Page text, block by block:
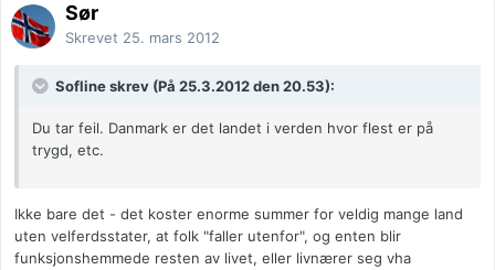
Sør
Skrevet 25. mars 2012
Sofline skrev (På 25.3.2012 den 20.53):
Du tar feil. Danmark er det landet i verden hvor flest er på
trygd, etc.
Ikke bare det - det koster enorme summer for veldig mange land
uten velferdsstater, at folk "faller utenfor", og enten blir
funksjonshemmede resten av livet, eller livnærer seg vha